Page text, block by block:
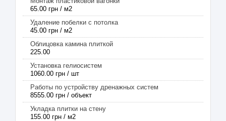
65.00 грн / м2
Удаление побелки с потолка
45.00 грн / м2
Облицовка камина плиткой
225.00
Установка гелиосистем
1060.00 грн / шт
Работы по устройству дренажных систем
8555.00 грн / объект
Укладка плитки на стену
155.00 грн / м2